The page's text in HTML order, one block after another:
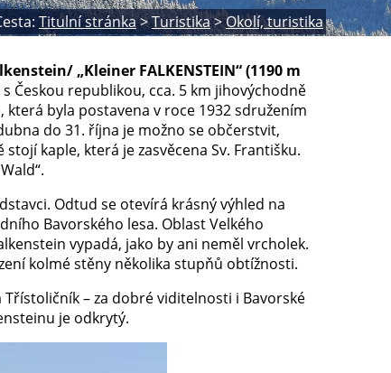
Titulní stránka>Turistika>Okolí, turistika
„Kleiner FALKENSTEIN“ (1190 m
Českou republikou, cca. 5 km jihovýchodně
byla postavena v roce 1932 sdružením
do 31. října je možno se občerstvit,
kaple, která je zasvěcena Sv. Františku.
Odtud se otevírá krásný výhled na
Bavorského lesa. Oblast Velkého
vypadá, jako by ani neměl vrcholek.
kolmé stěny několika stupňů obtížnosti.
– za dobré viditelnosti i Bavorské
je odkrytý.